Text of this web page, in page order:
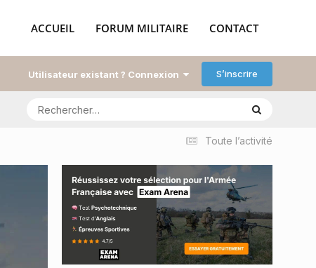
ACCUEIL FORUM MILITAIRE CONTACT
Utilisateur existant ? Connexion S’inscrire
Toute l’activité